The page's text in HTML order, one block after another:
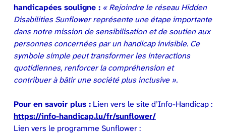
handicapées souligne : « Rejoindre le réseau Hidden
Disabilities Sunflower représente une étape importante
dans notre mission de sensibilisation et de soutien aux
personnes concernées par un handicap invisible. Ce
symbole simple peut transformer les interactions
quotidiennes, renforcer la compréhension et
contribuer à bâtir une société plus inclusive ».
Pour en savoir plus :Lien vers le site d’Info-Handicap :
https://info-handicap.lu/fr/sunflower/
Lien vers le programme Sunflower :